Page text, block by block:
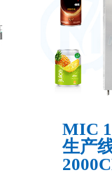
MIC
生产